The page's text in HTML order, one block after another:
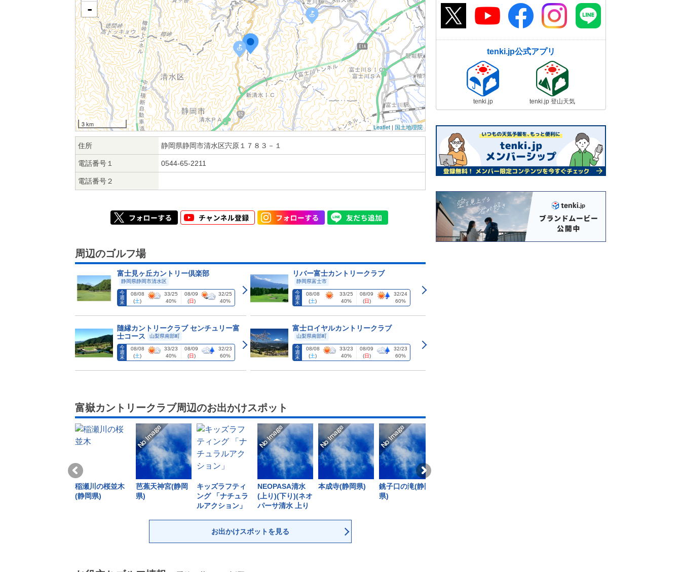
-
3 km Leaflet | 国土地理院
住所 静岡県静岡市清水区宍原１７８３－１
電話番号１ 0544-65-2211
電話番号２
周辺のゴルフ場
富士見ヶ丘カントリー倶楽部
静岡県静岡市清水区
今
週
末
08/08
(土)
33/25
40%
08/09
(日)
32/25
40%
リバー富士カントリークラブ
静岡県富士市
今
週
末
08/08
(土)
33/25
40%
08/09
(日)
32/24
60%
隨縁カントリークラブ センチュリー富
士コース
山梨県南部町
今
週
末
08/08
(土)
33/23
40%
08/09
(日)
32/23
60%
富士ロイヤルカントリークラブ
山梨県南部町
今
週
末
08/08
(土)
33/23
40%
08/09
(日)
32/23
60%
富嶽カントリークラブ周辺のお出かけスポット
稲瀬川の桜並木
(静岡県)
芭蕉天神宮(静岡
県)
キッズラフティ
ング 「ナチュラ
ルアクション」
NEOPASA清水
(上り)(下り)(ネオ
パーサ清水 上り
本成寺(静岡県)
銚子口の滝(静岡
県)
お出かけスポットを見る
tenki.jp公式アプリ
tenki.jp tenki.jp 登山天気